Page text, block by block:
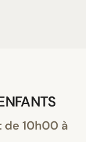
de 10h00 à